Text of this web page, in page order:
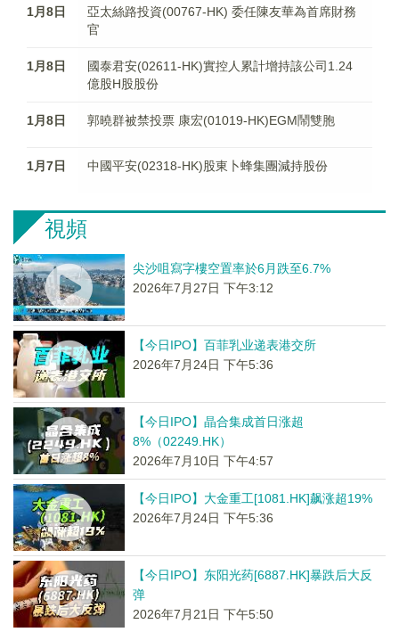
1月8日
亞太絲路投資(00767-HK) 委任陳友華為首席財務
官
1月8日
國泰君安(02611-HK)實控人累計增持該公司1.24
億股H股股份
1月8日 郭曉群被禁投票 康宏(01019-HK)EGM鬧雙胞
1月7日 中國平安(02318-HK)股東卜蜂集團減持股份
視頻
尖沙咀寫字樓空置率於6月跌至6.7%
2026年7月27日 下午3:12
【今日IPO】百菲乳业递表港交所
2026年7月24日 下午5:36
【今日IPO】晶合集成首日涨超
8%（02249.HK）
2026年7月10日 下午4:57
【今日IPO】大金重工[1081.HK]飙涨超19%
2026年7月24日 下午5:36
【今日IPO】东阳光药[6887.HK]暴跌后大反
弹
2026年7月21日 下午5:50